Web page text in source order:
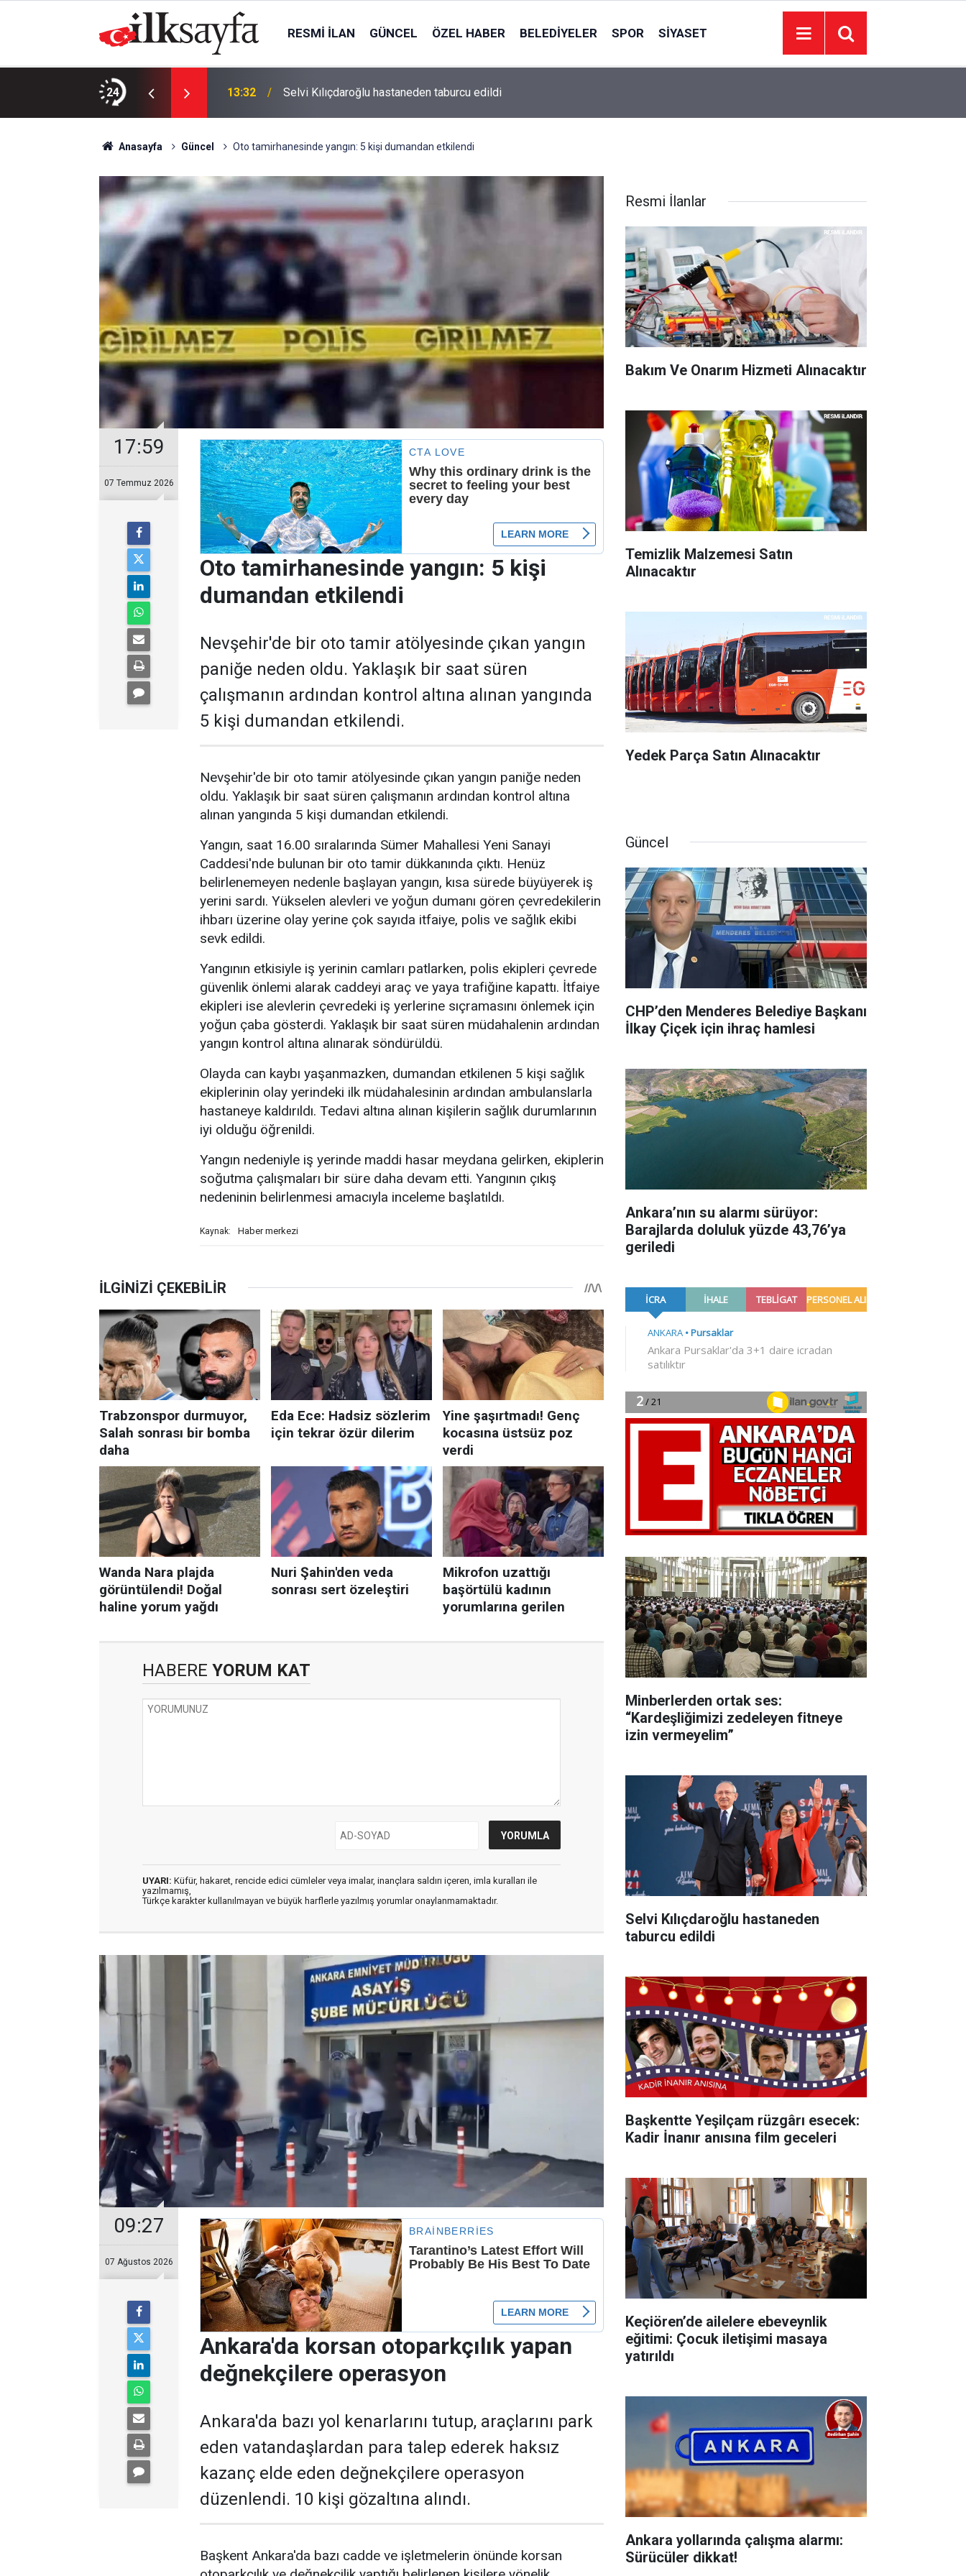
RESMI İLAN GÜNCEL ÖZEL HABER BELEDIYELER SPOR SIYASET
24
zedeleyen fitneye izin vermeyelim” 13:32 Selvi Kılıçdaroğlu hastaneden taburcu edildi
Anasayfa Güncel Oto tamirhanesinde yangın: 5 kişi dumandan etkilendi
17:59
07 Temmuz 2026
Oto tamirhanesinde yangın: 5 kişi
dumandan etkilendi
Nevşehir'de bir oto tamir atölyesinde çıkan yangın
paniğe neden oldu. Yaklaşık bir saat süren
çalışmanın ardından kontrol altına alınan yangında
5 kişi dumandan etkilendi.
Nevşehir'de bir oto tamir atölyesinde çıkan yangın paniğe neden
oldu. Yaklaşık bir saat süren çalışmanın ardından kontrol altına
alınan yangında 5 kişi dumandan etkilendi.
Yangın, saat 16.00 sıralarında Sümer Mahallesi Yeni Sanayi
Caddesi'nde bulunan bir oto tamir dükkanında çıktı. Henüz
belirlenemeyen nedenle başlayan yangın, kısa sürede büyüyerek iş
yerini sardı. Yükselen alevleri ve yoğun dumanı gören çevredekilerin
ihbarı üzerine olay yerine çok sayıda itfaiye, polis ve sağlık ekibi
sevk edildi.
Yangının etkisiyle iş yerinin camları patlarken, polis ekipleri çevrede
güvenlik önlemi alarak caddeyi araç ve yaya trafiğine kapattı. İtfaiye
ekipleri ise alevlerin çevredeki iş yerlerine sıçramasını önlemek için
yoğun çaba gösterdi. Yaklaşık bir saat süren müdahalenin ardından
yangın kontrol altına alınarak söndürüldü.
Olayda can kaybı yaşanmazken, dumandan etkilenen 5 kişi sağlık
ekiplerinin olay yerindeki ilk müdahalesinin ardından ambulanslarla
hastaneye kaldırıldı. Tedavi altına alınan kişilerin sağlık durumlarının
iyi olduğu öğrenildi.
Yangın nedeniyle iş yerinde maddi hasar meydana gelirken, ekiplerin
soğutma çalışmaları bir süre daha devam etti. Yangının çıkış
nedeninin belirlenmesi amacıyla inceleme başlatıldı.
Kaynak: Haber merkezi
HABERE YORUM KAT
UYARI: Küfür, hakaret, rencide edici cümleler veya imalar, inançlara saldırı içeren, imla kuralları ile
yazılmamış,
Türkçe karakter kullanılmayan ve büyük harflerle yazılmış yorumlar onaylanmamaktadır.
09:27
07 Ağustos 2026
Ankara'da korsan otoparkçılık yapan
değnekçilere operasyon
Ankara'da bazı yol kenarlarını tutup, araçlarını park
eden vatandaşlardan para talep ederek haksız
kazanç elde eden değnekçilere operasyon
düzenlendi. 10 kişi gözaltına alındı.
Başkent Ankara'da bazı cadde ve işletmelerin önünde korsan
Resmi İlanlar
Bakım Ve Onarım Hizmeti Alınacaktır
Temizlik Malzemesi Satın
Alınacaktır
Yedek Parça Satın Alınacaktır
Güncel
CHP’den Menderes Belediye Başkanı
İlkay Çiçek için ihraç hamlesi
Ankara’nın su alarmı sürüyor:
Barajlarda doluluk yüzde 43,76’ya
geriledi
Minberlerden ortak ses:
“Kardeşliğimizi zedeleyen fitneye
izin vermeyelim”
Selvi Kılıçdaroğlu hastaneden
taburcu edildi
Başkentte Yeşilçam rüzgârı esecek:
Kadir İnanır anısına film geceleri
Keçiören’de ailelere ebeveynlik
eğitimi: Çocuk iletişimi masaya
yatırıldı
Ankara yollarında çalışma alarmı:
Sürücüler dikkat!